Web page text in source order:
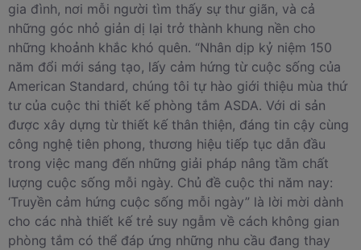
gia đình, nơi mỗi người tìm thấy sự thư giãn, và cả
những góc nhỏ giản dị lại trở thành khung nền cho
những khoảnh khắc khó quên. “Nhân dịp kỷ niệm 150
năm đổi mới sáng tạo, lấy cảm hứng từ cuộc sống của
American Standard, chúng tôi tự hào giới thiệu mùa thứ
tư của cuộc thi thiết kế phòng tắm ASDA. Với di sản
được xây dựng từ thiết kế thân thiện, đáng tin cậy cùng
công nghệ tiên phong, thương hiệu tiếp tục dẫn đầu
trong việc mang đến những giải pháp nâng tầm chất
lượng cuộc sống mỗi ngày. Chủ đề cuộc thi năm nay:
‘Truyền cảm hứng cuộc sống mỗi ngày” là lời mời dành
cho các nhà thiết kế trẻ suy ngẫm về cách không gian
phòng tắm có thể đáp ứng những nhu cầu đang thay